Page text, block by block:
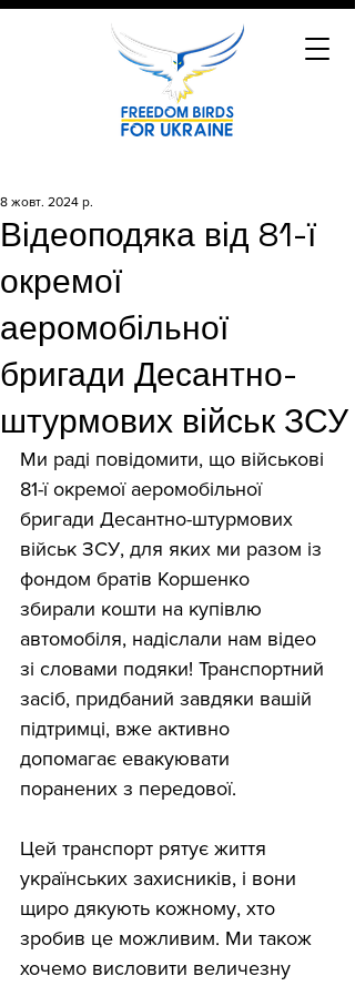
Відеоподяка від 81-ї
окремої
аеромобільної
бригади Десантно-
штурмових військ ЗСУ
8 жовт. 2024 р.
Ми раді повідомити, що військові
81-ї окремої аеромобільної
бригади Десантно-штурмових
військ ЗСУ, для яких ми разом із
фондом братів Коршенко
збирали кошти на купівлю
автомобіля, надіслали нам відео
зі словами подяки! Транспортний
засіб, придбаний завдяки вашій
підтримці, вже активно
допомагає евакуювати
поранених з передової.
Цей транспорт рятує життя
українських захисників, і вони
щиро дякують кожному, хто
зробив це можливим. Ми також
хочемо висловити величезну